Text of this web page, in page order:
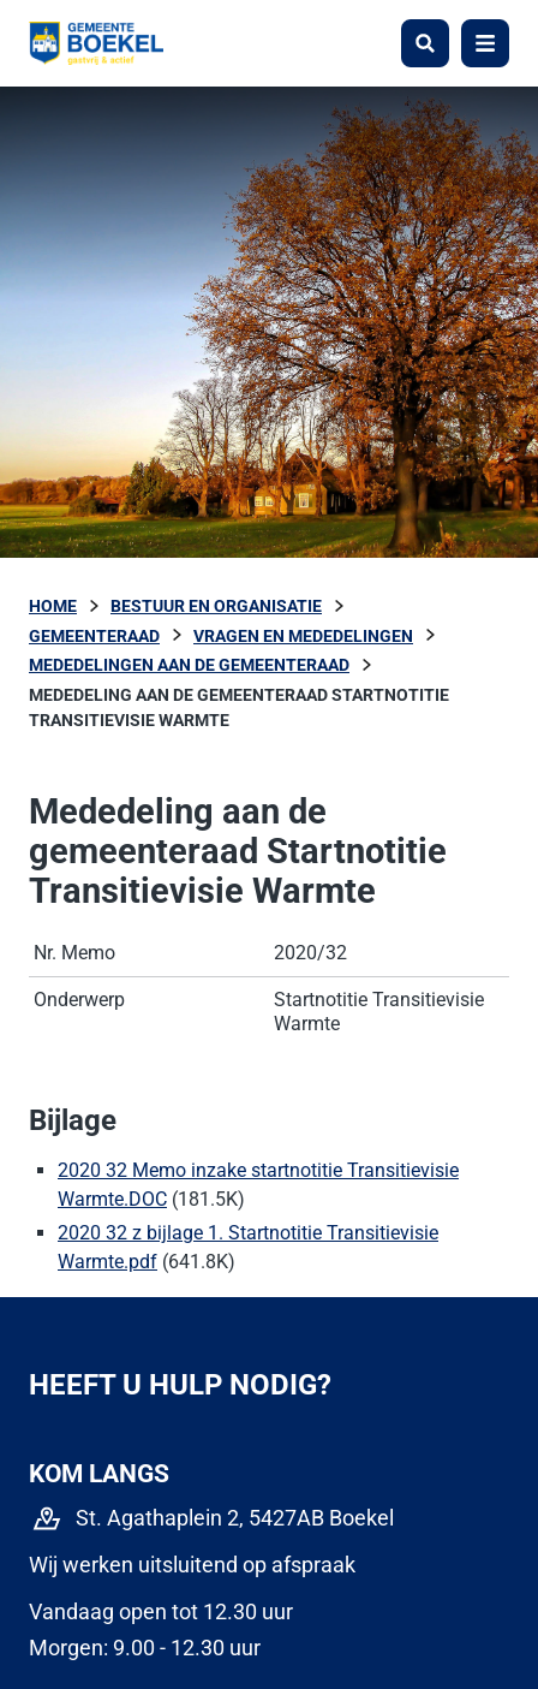
Zoeken Menu
HOME
BESTUUR EN ORGANISATIE
GEMEENTERAAD
VRAGEN EN MEDEDELINGEN
MEDEDELINGEN AAN DE GEMEENTERAAD
MEDEDELING AAN DE GEMEENTERAAD STARTNOTITIE
TRANSITIEVISIE WARMTE
Mededeling aan de
gemeenteraad Startnotitie
Transitievisie Warmte
Nr. Memo 2020/32
Onderwerp
Startnotitie Transitievisie
Warmte
Bijlage
2020 32 Memo inzake startnotitie Transitievisie
Warmte.DOC (181.5K)
2020 32 z bijlage 1. Startnotitie Transitievisie
Warmte.pdf (641.8K)
HEEFT U HULP NODIG?
KOM LANGS
St. Agathaplein 2, 5427AB Boekel
Wij werken uitsluitend op afspraak
Vandaag open tot 12.30 uur
Morgen: 9.00 - 12.30 uur